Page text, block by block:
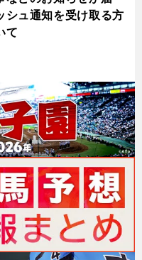
ュ通知を受け取る方
て